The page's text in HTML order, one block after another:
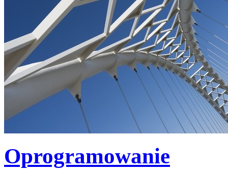
Oprogramowanie